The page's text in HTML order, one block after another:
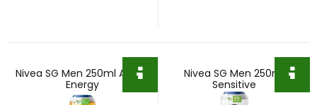
Nivea SG Men 250ml Active
Energy
Nivea SG Men 250ml
Sensitive